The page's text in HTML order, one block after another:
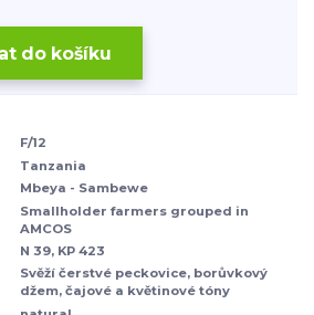
do košíku
F/12
Tanzania
Mbeya - Sambewe
Smallholder farmers grouped in
AMCOS
N 39, KP 423
Svěží čerstvé peckovice, borůvkový
džem, čajové a květinové tóny